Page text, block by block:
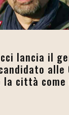
lancia il
alle
la città come